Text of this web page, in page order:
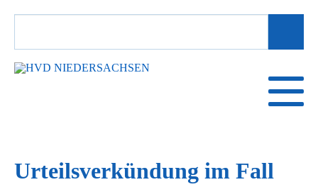
SUCHBEGRIFFE
Urteilsverkündung im Fall